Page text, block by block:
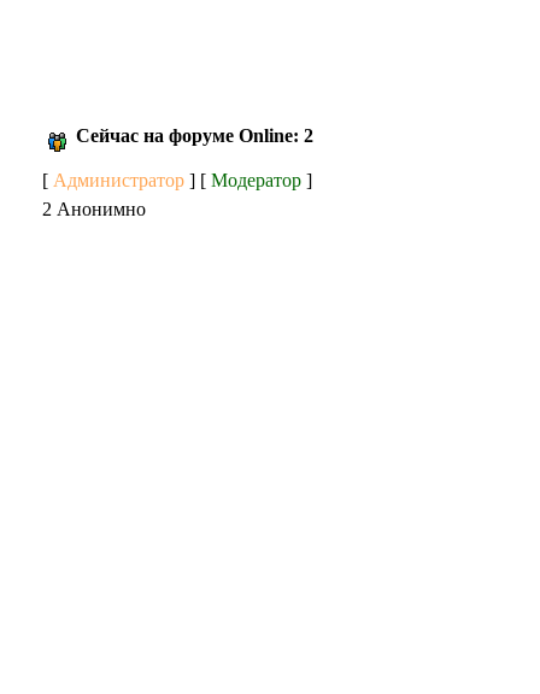
Сейчас на форуме Online: 2
[ Администратор ] [ Модератор ]
2 Анонимно